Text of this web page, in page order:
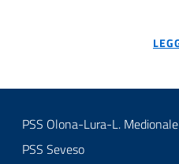
PSS Olona-Lura-L. Medionale
PSS Seveso